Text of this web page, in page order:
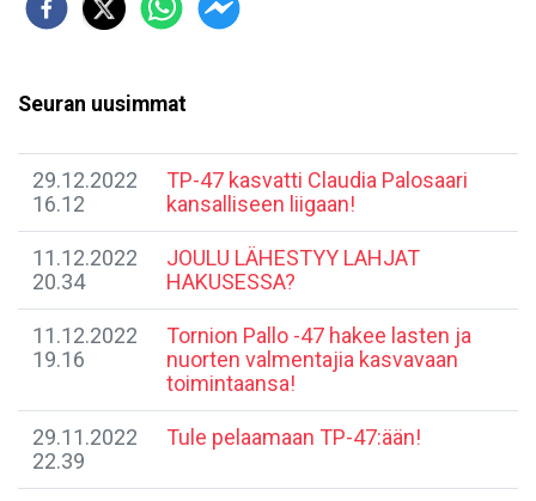
Seuran uusimmat
29.12.2022
16.12
TP-47 kasvatti Claudia Palosaari
kansalliseen liigaan!
11.12.2022
20.34
​JOULU LÄHESTYY LAHJAT
HAKUSESSA?
11.12.2022
19.16
​Tornion Pallo -47 hakee lasten ja
nuorten valmentajia kasvavaan
toimintaansa!
29.11.2022
22.39
Tule pelaamaan TP-47:ään!